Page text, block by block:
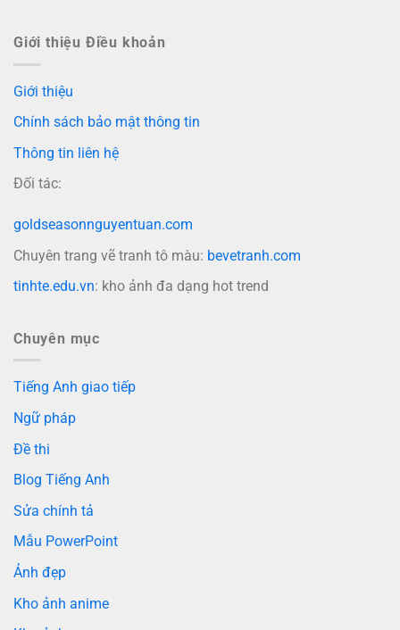
Giới thiệu Điều khoản
Giới thiệu
Chính sách bảo mật thông tin
Thông tin liên hệ
Đối tác:
goldseasonnguyentuan.com
Chuyên trang vẽ tranh tô màu: bevetranh.com
tinhte.edu.vn: kho ảnh đa dạng hot trend
Chuyên mục
Tiếng Anh giao tiếp
Ngữ pháp
Đề thi
Blog Tiếng Anh
Sửa chính tả
Mẫu PowerPoint
Ảnh đẹp
Kho ảnh anime